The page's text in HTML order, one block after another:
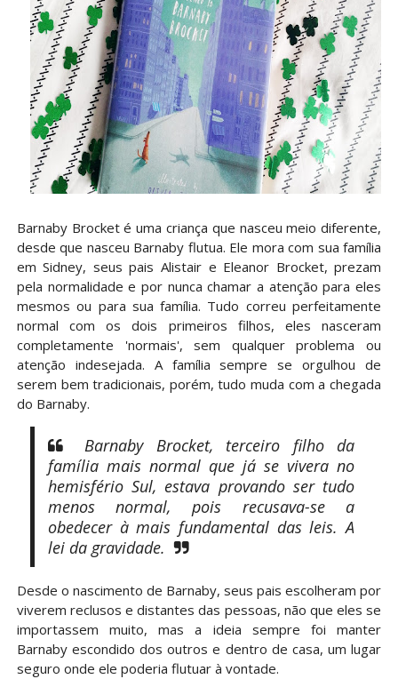
Barnaby Brocket é uma criança que nasceu meio diferente,
desde que nasceu Barnaby flutua. Ele mora com sua família
em Sidney, seus pais Alistair e Eleanor Brocket, prezam
pela normalidade e por nunca chamar a atenção para eles
mesmos ou para sua família. Tudo correu perfeitamente
normal com os dois primeiros filhos, eles nasceram
completamente 'normais', sem qualquer problema ou
atenção indesejada. A família sempre se orgulhou de
serem bem tradicionais, porém, tudo muda com a chegada
do Barnaby.
Barnaby Brocket, terceiro filho da
família mais normal que já se vivera no
hemisfério Sul, estava provando ser tudo
menos normal, pois recusava-se a
obedecer à mais fundamental das leis. A
lei da gravidade.
Desde o nascimento de Barnaby, seus pais escolheram por
viverem reclusos e distantes das pessoas, não que eles se
importassem muito, mas a ideia sempre foi manter
Barnaby escondido dos outros e dentro de casa, um lugar
seguro onde ele poderia flutuar à vontade.